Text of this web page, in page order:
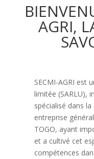
AGRI,
SECMI-AGRI est
limitée (SARLU),
spécialisé dans
entreprise
TOGO, ayant
et a cultivé cet
compétences